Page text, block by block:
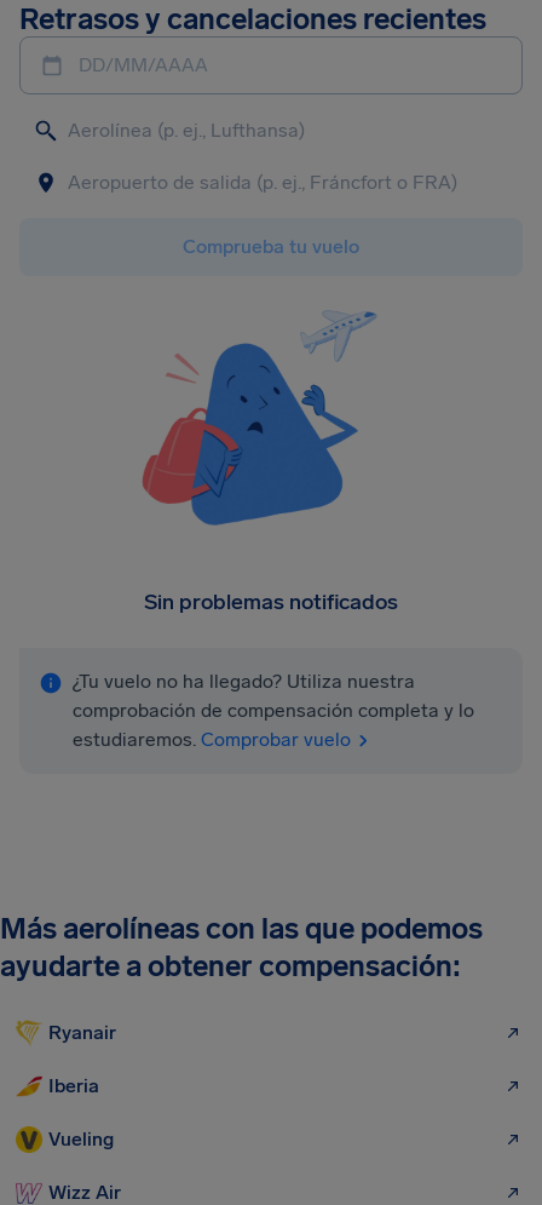
Retrasos y cancelaciones recientes
DD/MM/AAAA
Comprueba tu vuelo
Sin problemas notificados
¿Tu vuelo no ha llegado? Utiliza nuestra
comprobación de compensación completa y lo
estudiaremos. Comprobar vuelo
Más aerolíneas con las que podemos
ayudarte a obtener compensación:
Ryanair
Iberia
Vueling
Wizz Air